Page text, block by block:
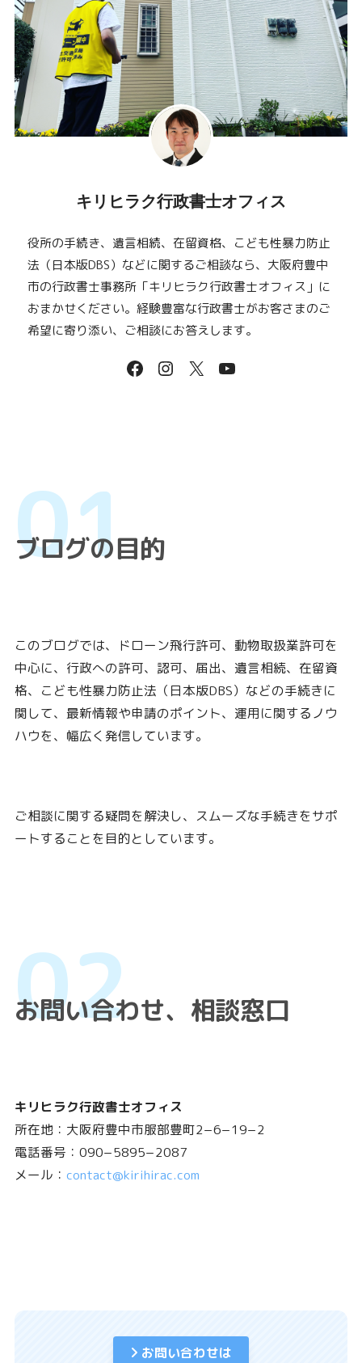
キリヒラク行政書士オフィス
役所の手続き、遺言相続、在留資格、こども性暴力防止
法（日本版DBS）などに関するご相談なら、大阪府豊中
市の行政書士事務所「キリヒラク行政書士オフィス」に
おまかせください。経験豊富な行政書士がお客さまのご
希望に寄り添い、ご相談にお答えします。
ブログの目的
このブログでは、ドローン飛行許可、動物取扱業許可を
中心に、行政への許可、認可、届出、遺言相続、在留資
格、こども性暴力防止法（日本版DBS）などの手続きに
関して、最新情報や申請のポイント、運用に関するノウ
ハウを、幅広く発信しています。
ご相談に関する疑問を解決し、スムーズな手続きをサポ
ートすることを目的としています。
お問い合わせ、相談窓口
キリヒラク行政書士オフィス
所在地：大阪府豊中市服部豊町2−6−19−2
電話番号：090−5895−2087
メール： contact@kirihirac.com
お問い合わせは